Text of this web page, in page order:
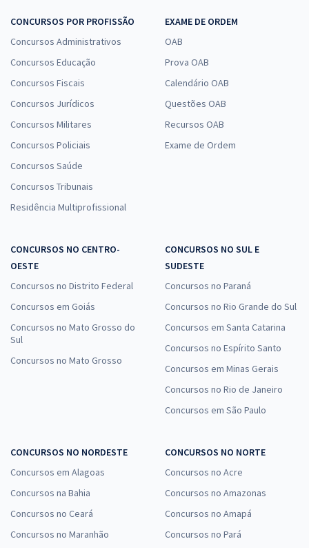
CONCURSOS POR PROFISSÃO
Concursos Administrativos
Concursos Educação
Concursos Fiscais
Concursos Jurídicos
Concursos Militares
Concursos Policiais
Concursos Saúde
Concursos Tribunais
Residência Multiprofissional
EXAME DE ORDEM
OAB
Prova OAB
Calendário OAB
Questões OAB
Recursos OAB
Exame de Ordem
CONCURSOS NO CENTRO-
OESTE
Concursos no Distrito Federal
Concursos em Goiás
Concursos no Mato Grosso do
Sul
Concursos no Mato Grosso
CONCURSOS NO SUL E
SUDESTE
Concursos no Paraná
Concursos no Rio Grande do Sul
Concursos em Santa Catarina
Concursos no Espírito Santo
Concursos em Minas Gerais
Concursos no Rio de Janeiro
Concursos em São Paulo
CONCURSOS NO NORDESTE
Concursos em Alagoas
Concursos na Bahia
Concursos no Ceará
Concursos no Maranhão
CONCURSOS NO NORTE
Concursos no Acre
Concursos no Amazonas
Concursos no Amapá
Concursos no Pará